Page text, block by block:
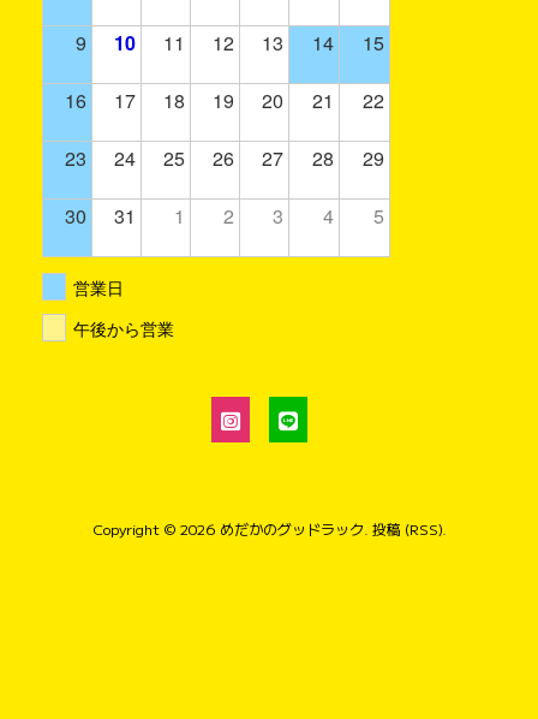
9 10 11 12 13 14 15
16 17 18 19 20 21 22
23 24 25 26 27 28 29
30 31 1 2 3 4 5
営業日
午後から営業
Copyright © 2026 めだかのグッドラック 投稿 (RSS).